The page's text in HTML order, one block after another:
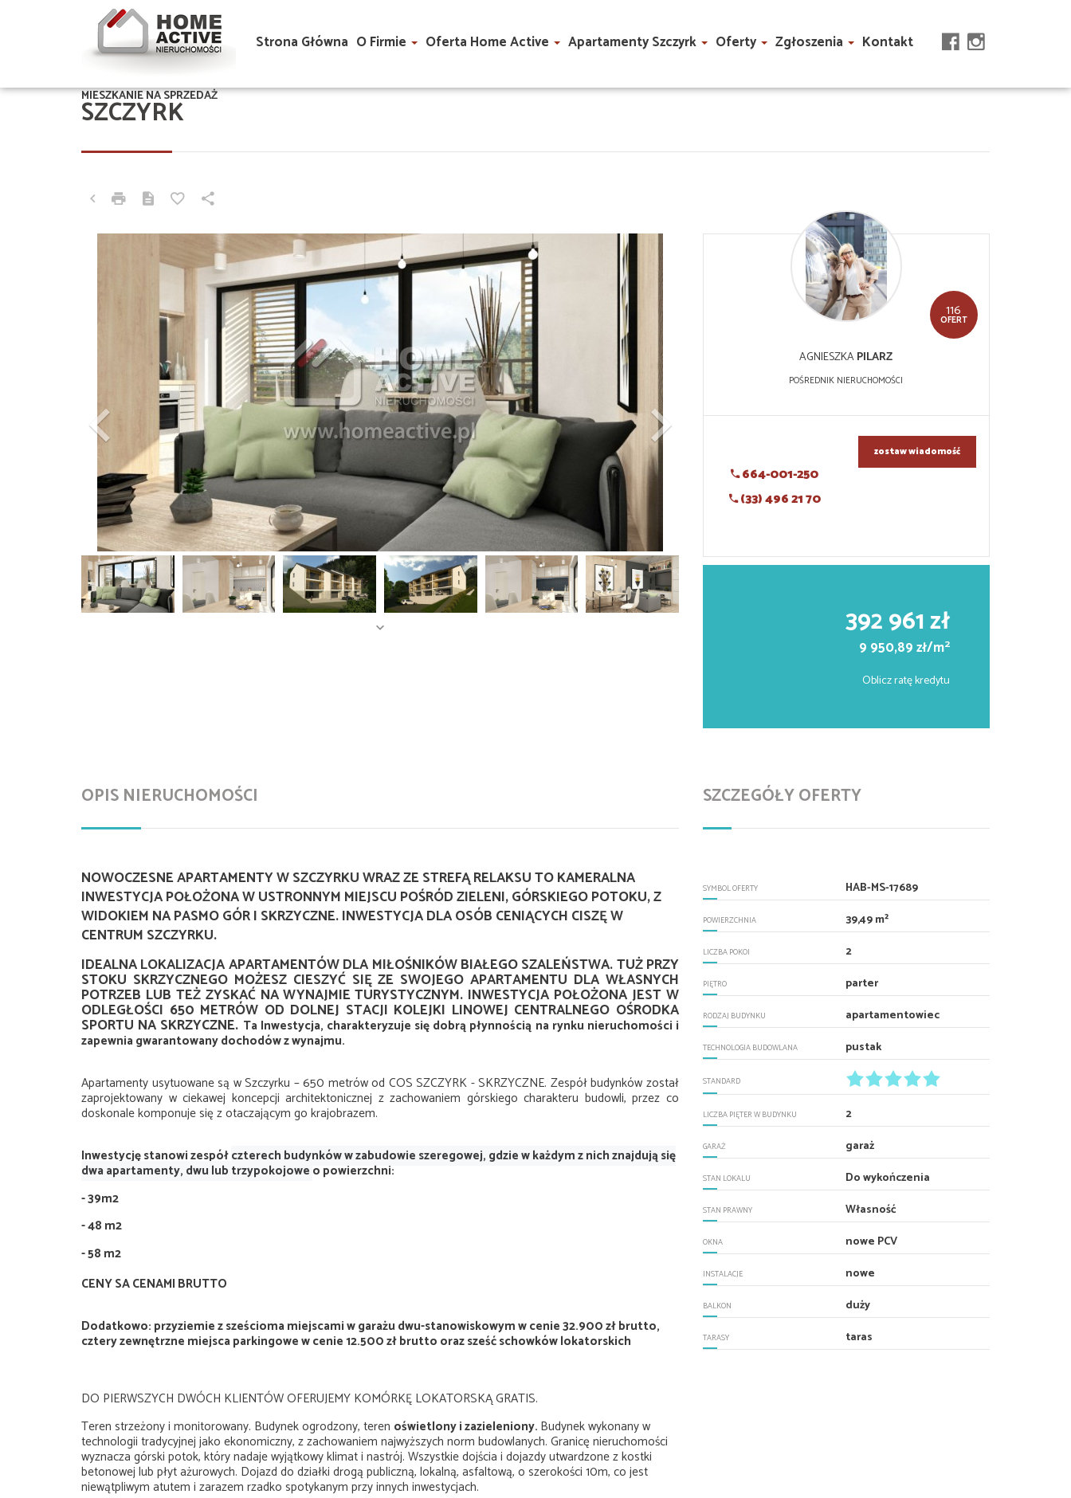
Strona Główna O Firmie Oferta Home Active Apartamenty Szczyrk Oferty Zgłoszenia Kontakt
SZCZYRK
MIESZKANIE NA SPRZEDAŻ
116
OFERT
AGNIESZKAPILARZ
POŚREDNIK NIERUCHOMOŚCI
664-001-250
(33) 496 21 70
zostaw wiadomość
392 961 zł
9 950,89 zł/m2
Oblicz ratę kredytu
OPIS NIERUCHOMOŚCI
NOWOCZESNE APARTAMENTY W SZCZYRKU WRAZ ZE STREFĄ RELAKSU TO KAMERALNA
INWESTYCJA POŁOŻONA W USTRONNYM MIEJSCU POŚRÓD ZIELENI, GÓRSKIEGO POTOKU, Z
WIDOKIEM NA PASMO GÓR I SKRZYCZNE. INWESTYCJA DLA OSÓB CENIĄCYCH CISZĘ W
CENTRUM SZCZYRKU.
IDEALNA LOKALIZACJA APARTAMENTÓW DLA MIŁOŚNIKÓW BIAŁEGO SZALEŃSTWA. TUŻ PRZY
STOKU SKRZYCZNEGO MOŻESZ CIESZYĆ SIĘ ZE SWOJEGO APARTAMENTU DLA WŁASNYCH
POTRZEB LUB TEŻ ZYSKAĆ NA WYNAJMIE TURYSTYCZNYM. INWESTYCJA POŁOŻONA JEST W
ODLEGŁOŚCI 650 METRÓW OD DOLNEJ STACJI KOLEJKI LINOWEJ CENTRALNEGO OŚRODKA
SPORTU NA SKRZYCZNE. Ta Inwestycja, charakteryzuje się dobrą płynnością na rynku nieruchomości i
zapewnia gwarantowany dochodów z wynajmu.
Apartamenty usytuowane są w Szczyrku – 650 metrów od COS SZCZYRK - SKRZYCZNE. Zespół budynków został
zaprojektowany w ciekawej koncepcji architektonicznej z zachowaniem górskiego charakteru budowli, przez co
doskonale komponuje się z otaczającym go krajobrazem.
Inwestycję stanowi zespółczterech budynków w zabudowie szeregowej, gdzie w każdym z nich znajdują się
dwa apartamenty, dwu lub trzypokojowe o powierzchni:
- 39m2
- 48 m2
- 58 m2
CENY SA CENAMI BRUTTO
Dodatkowo: przyziemie z sześcioma miejscami w garażu dwu-stanowiskowym w cenie 32.900 zł brutto,
cztery zewnętrzne miejsca parkingowe w cenie 12.500 zł brutto oraz sześć schowków lokatorskich
DO PIERWSZYCH DWÓCH KLIENTÓW OFERUJEMY KOMÓRKĘ LOKATORSKĄ GRATIS.
Teren strzeżony i monitorowany. Budynek ogrodzony, teren oświetlony i zazieleniony. Budynek wykonany w
technologii tradycyjnej jako ekonomiczny, z zachowaniem najwyższych norm budowlanych. Granicę nieruchomości
wyznacza górski potok, który nadaje wyjątkowy klimat i nastrój. Wszystkie dojścia i dojazdy utwardzone z kostki
betonowej lub płyt ażurowych. Dojazd do działki drogą publiczną, lokalną, asfaltową, o szerokości 10m, co jest
niewątpliwym atutem i zarazem rzadko spotykanym przy innych inwestycjach.
SZCZEGÓŁY OFERTY
SYMBOL OFERTY HAB-MS-17689
POWIERZCHNIA 39,49 m²
LICZBA POKOI 2
PIĘTRO parter
RODZAJ BUDYNKU apartamentowiec
TECHNOLOGIA BUDOWLANA pustak
STANDARD
LICZBA PIĘTER W BUDYNKU 2
GARAŻ garaż
STAN LOKALU Do wykończenia
STAN PRAWNY Własność
OKNA nowe PCV
INSTALACJE nowe
BALKON duży
TARASY taras